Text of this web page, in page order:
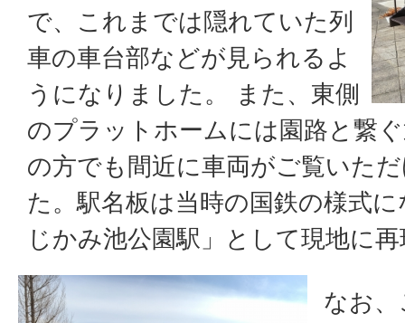
で、これまでは隠れていた列
車の車台部などが見られるよ
うになりました。 また、東側
のプラットホームには園路と繋
の方でも間近に車両がご覧いた
た。駅名板は当時の国鉄の様式
じかみ池公園駅」として現地に
なお